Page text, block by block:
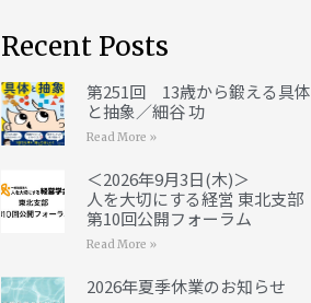
Recent Posts
第251回 13歳から鍛える具体
と抽象／細谷 功
Read More »
＜2026年9月3日(木)＞
人を大切にする経営 東北支部
第10回公開フォーラム
Read More »
2026年夏季休業のお知らせ